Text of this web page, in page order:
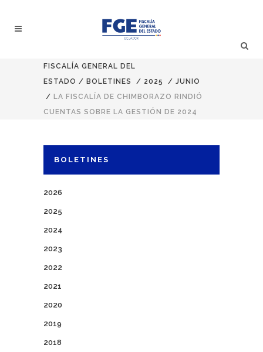
FISCALÍA GENERAL DEL
ESTADO / BOLETINES / 2025 / JUNIO
/ LA FISCALÍA DE CHIMBORAZO RINDIÓ
CUENTAS SOBRE LA GESTIÓN DE 2024
BOLETINES
2026
2025
2024
2023
2022
2021
2020
2019
2018